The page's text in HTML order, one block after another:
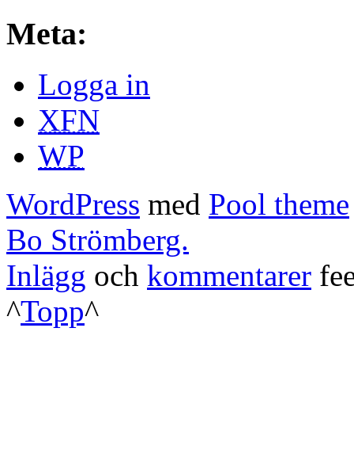
Meta:
Logga in
XFN
WP
WordPress med Pool theme
Bo Strömberg.
Inlägg och kommentarer
^Topp^